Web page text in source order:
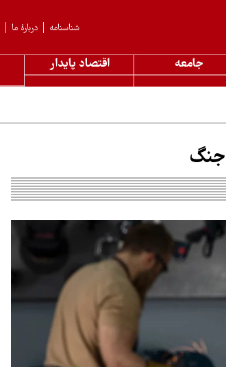
دربارهٔ ما شناسنامه
جامعه اقتصاد پایدار
جنگ